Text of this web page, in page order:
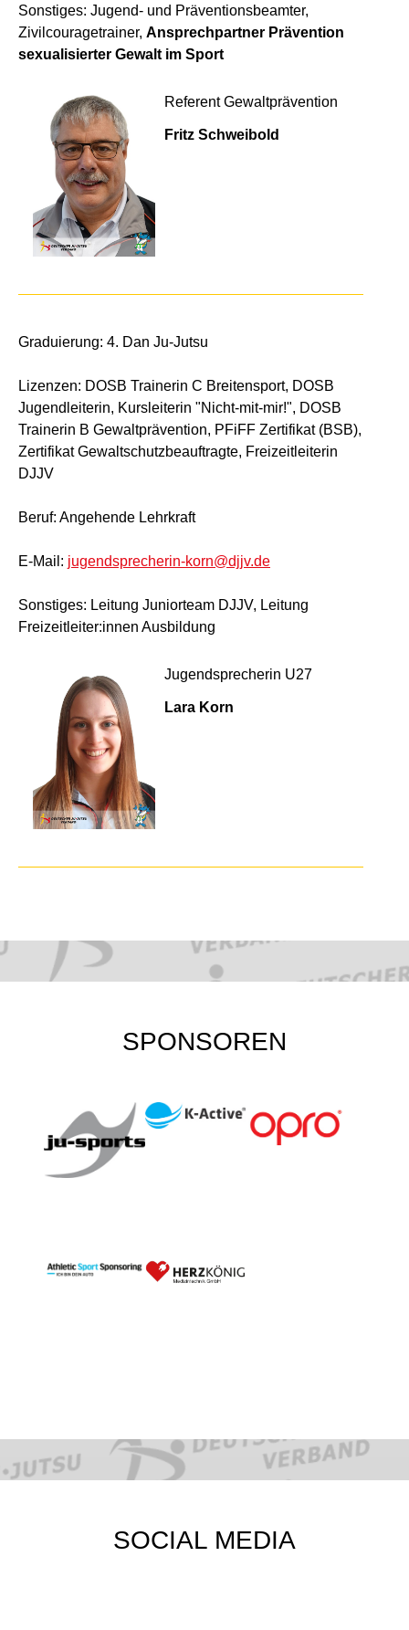
Sonstiges: Jugend- und Präventionsbeamter,
Zivilcouragetrainer, Ansprechpartner Prävention
sexualisierter Gewalt im Sport
Referent Gewaltprävention
Fritz Schweibold
Graduierung: 4. Dan Ju-Jutsu
Lizenzen: DOSB Trainerin C Breitensport, DOSB
Jugendleiterin, Kursleiterin "Nicht-mit-mir!", DOSB
Trainerin B Gewaltprävention, PFiFF Zertifikat (BSB),
Zertifikat Gewaltschutzbeauftragte, Freizeitleiterin
DJJV
Beruf: Angehende Lehrkraft
E-Mail: jugendsprecherin-korn@djjv.de
Sonstiges: Leitung Juniorteam DJJV, Leitung
Freizeitleiter:innen Ausbildung
Jugendsprecherin U27
Lara Korn
SPONSOREN
SOCIAL MEDIA